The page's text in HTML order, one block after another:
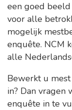
een goed
voor alle
mogelijk
enquête. NCM
alle
Bewerkt u
in? Dan vragen
enquête in te